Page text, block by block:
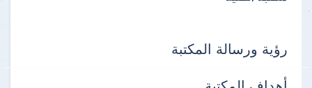
رؤية ورسالة المكتبة